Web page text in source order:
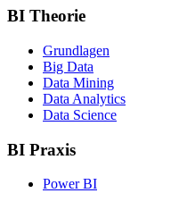
BI Theorie
Grundlagen
Big Data
Data Mining
Data Analytics
Data Science
BI Praxis
Power BI